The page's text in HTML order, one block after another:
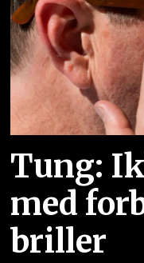
Tung:
med
briller